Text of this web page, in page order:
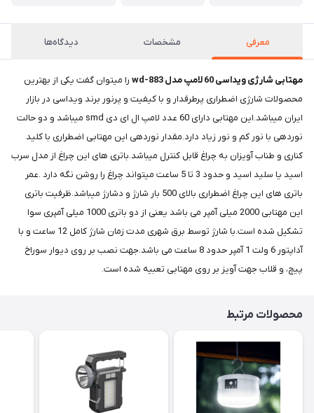
معرفی مشخصات دیدگاه‌ها
مهتابی شارژی ویداسی 60 لامپ مدل wd-883
را میتوان گفت یکی از بهترین
محصولات شارژی اضطراری پرطرفدار و با کیفیت و پرنور برند ویداسی در بازار
ایران میباشد.این مهتابی دارای 60 عدد لامپ ال ای دی smd میباشد و دو حالت
نوردهی با نور کم و نور زیاد دارد.مقدار نوردهی این مهتابی اضطراری با کلید
کناری و طناب آویزان به چراغ قابل کنترل میباشد.باتری های این چراغ از مدل سرب
اسید یا سلید اسید و حدود 3 تا 5 ساعت میتواند چراغ را روشن نگه دارد .عمر
باتری های این چراغ اضطراری بالای 500 بار شارژ و دشارژ میباشد.ظرفیت باتری
این مهتابی 2000 میلی آمپر می باشد یعنی از دو باتری 1000 میلی آمپری سوا
تشکیل شده است.با شارژ توسط برق شهری مدت زمان شارژ کامل 12 ساعت و با
آداپتور 6 ولت 1 آمپر حدود 8 ساعت می باشد.جهت نصب بر روی دیوار سوراخ
پیچ، و قلاب جهت آویز بر روی مهتابی تعبیه شده است.
محصولات مرتبط